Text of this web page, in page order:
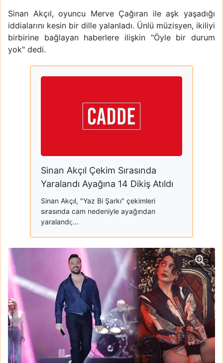
Sinan Akçıl, oyuncu Merve Çağıran ile aşk yaşadığı
iddialarını kesin bir dille yalanladı. Ünlü müzisyen, ikiliyi
birbirine bağlayan haberlere ilişkin "Öyle bir durum
yok" dedi.
Sinan Akçıl Çekim Sırasında
Yaralandı Ayağına 14 Dikiş Atıldı
Sinan Akçıl, "Yaz Bi Şarkı" çekimleri
sırasında cam nedeniyle ayağından
yaralandı;...